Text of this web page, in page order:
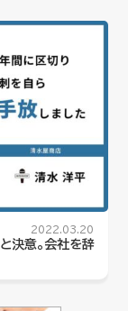
2022.03.20
決意。会社を辞